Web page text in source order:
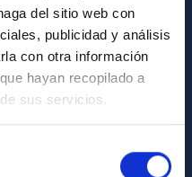
del sitio web con
publicidad y análisis
con otra información
hayan recopilado a
sus servicios.